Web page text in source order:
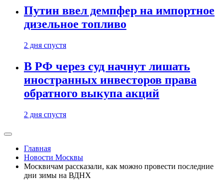
Путин ввел демпфер на импортное
дизельное топливо
2 дня спустя
В РФ через суд начнут лишать
иностранных инвесторов права
обратного выкупа акций
2 дня спустя
Главная
Новости Москвы
Москвичам рассказали, как можно провести последние
дни зимы на ВДНХ